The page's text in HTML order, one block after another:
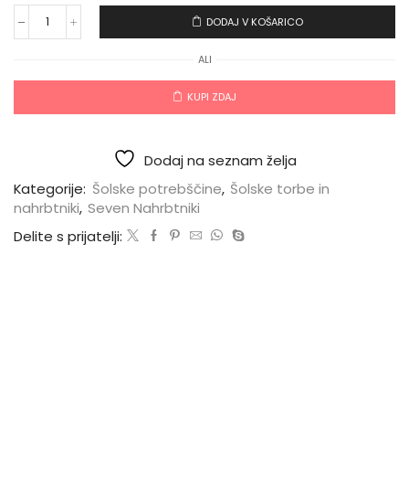
DODAJ V KOŠARICO
ALI
KUPI ZDAJ
Dodaj na seznam želja
Kategorije: Šolske potrebščine, Šolske torbe in
nahrbtniki, Seven Nahrbtniki
Delite s prijatelji: